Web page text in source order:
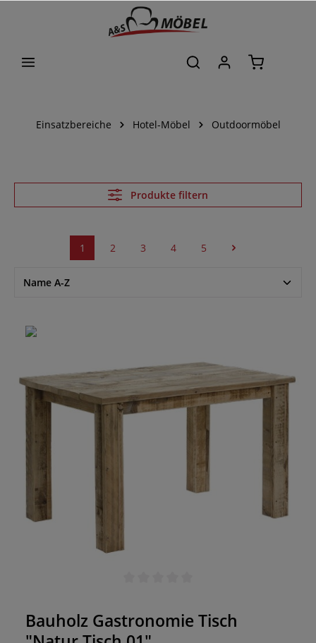
Einsatzbereiche Hotel-Möbel Outdoormöbel
Produkte filtern
1 2 3 4 5
Bauholz Gastronomie Tisch